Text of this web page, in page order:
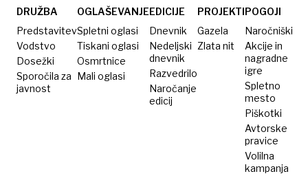
»Odgovor
‘tega ni’
ni
obstajal«
DRUŽBA
Predstavitev
Vodstvo
Dosežki
Sporočila za
javnost
OGLAŠEVANJE
Spletni oglasi
Tiskani oglasi
Osmrtnice
Mali oglasi
EDICIJE
Dnevnik
Nedeljski
dnevnik
Razvedrilo
Naročanje
edicij
PROJEKTI
Gazela
Zlata nit
POGOJI
Naročniški
Akcije in
nagradne
igre
Spletno
mesto
Piškotki
Avtorske
pravice
Volilna
kampanja